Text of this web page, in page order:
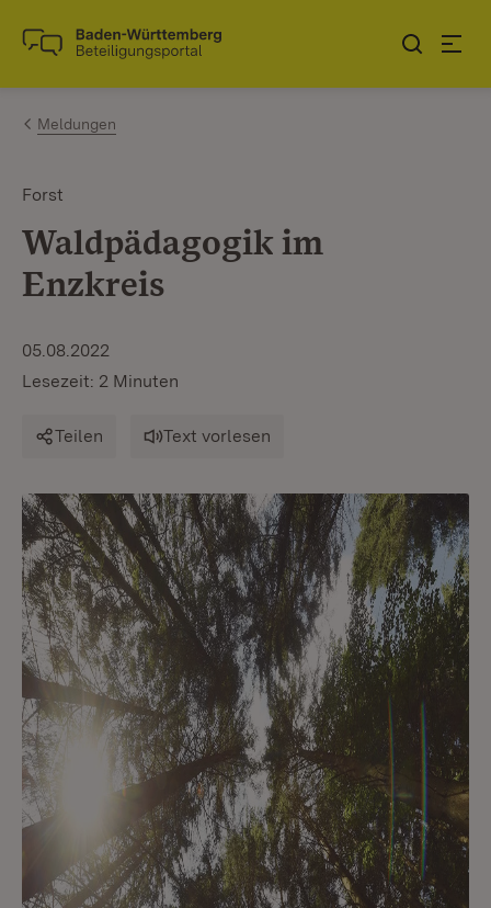
Zum Inhalt springen
Link zur Startseite
Meldungen
Forst
Waldpädagogik im
Enzkreis
05.08.2022
Lesezeit: 2 Minuten
Teilen Text vorlesen